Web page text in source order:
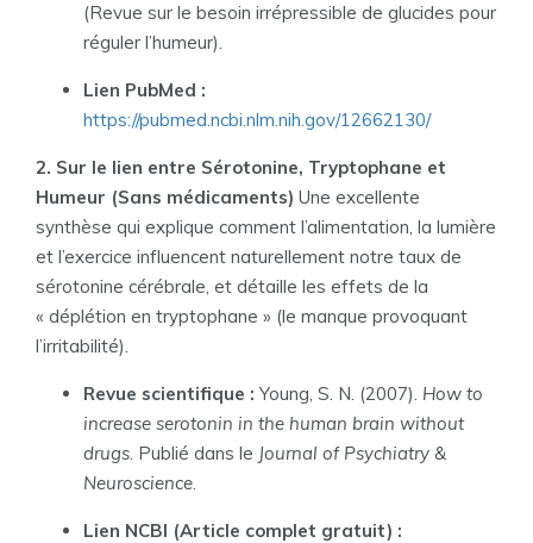
(Revue sur le besoin irrépressible de glucides pour
réguler l’humeur).
Lien PubMed :
https://pubmed.ncbi.nlm.nih.gov/12662130/
2. Sur le lien entre Sérotonine, Tryptophane et
Humeur (Sans médicaments) Une excellente
synthèse qui explique comment l’alimentation, la lumière
et l’exercice influencent naturellement notre taux de
sérotonine cérébrale, et détaille les effets de la
« déplétion en tryptophane » (le manque provoquant
l’irritabilité).
Revue scientifique : Young, S. N. (2007). How to
increase serotonin in the human brain without
drugs. Publié dans le Journal of Psychiatry &
Neuroscience.
Lien NCBI (Article complet gratuit) :